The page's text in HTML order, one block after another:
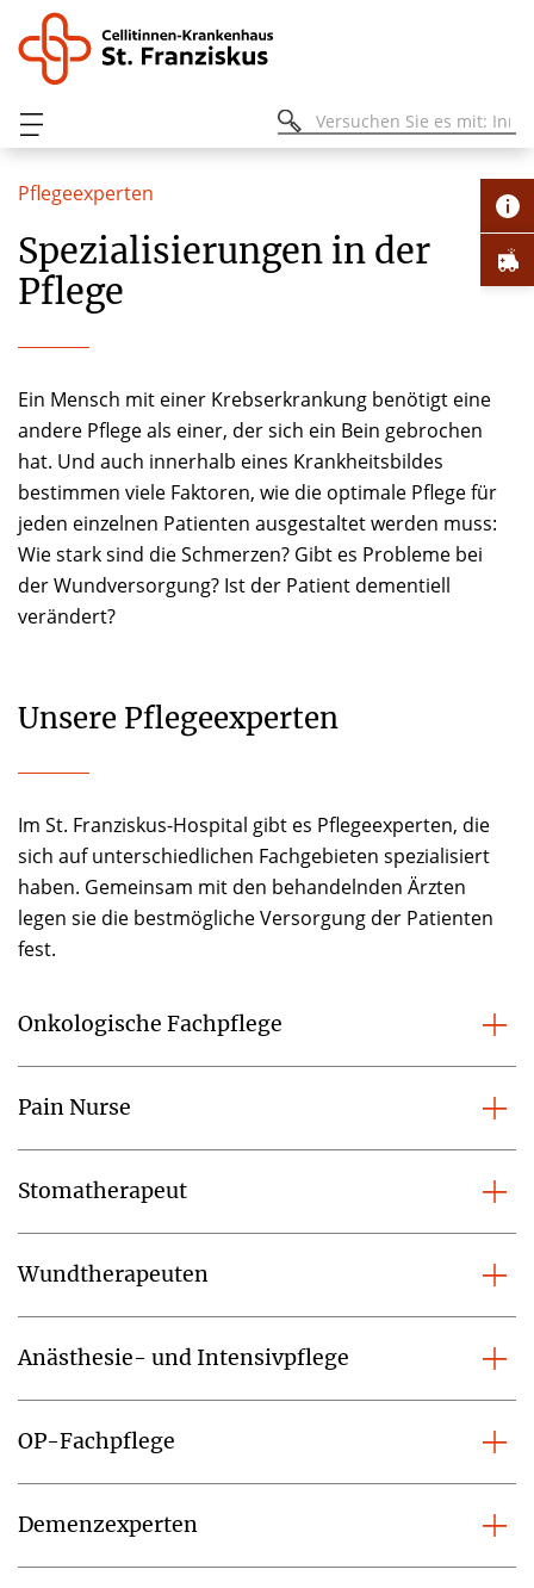
Pflegeexperten
Spezialisierungen in der
Pflege
Ein Mensch mit einer Krebserkrankung benötigt eine
andere Pflege als einer, der sich ein Bein gebrochen
hat. Und auch innerhalb eines Krankheitsbildes
bestimmen viele Faktoren, wie die optimale Pflege für
jeden einzelnen Patienten ausgestaltet werden muss:
Wie stark sind die Schmerzen? Gibt es Probleme bei
der Wundversorgung? Ist der Patient dementiell
verändert?
Unsere Pflegeexperten
Im St. Franziskus-Hospital gibt es Pflegeexperten, die
sich auf unterschiedlichen Fachgebieten spezialisiert
haben. Gemeinsam mit den behandelnden Ärzten
legen sie die bestmögliche Versorgung der Patienten
fest.
Onkologische Fachpflege
Pain Nurse
Stomatherapeut
Wundtherapeuten
Anästhesie- und Intensivpflege
OP-Fachpflege
Demenzexperten